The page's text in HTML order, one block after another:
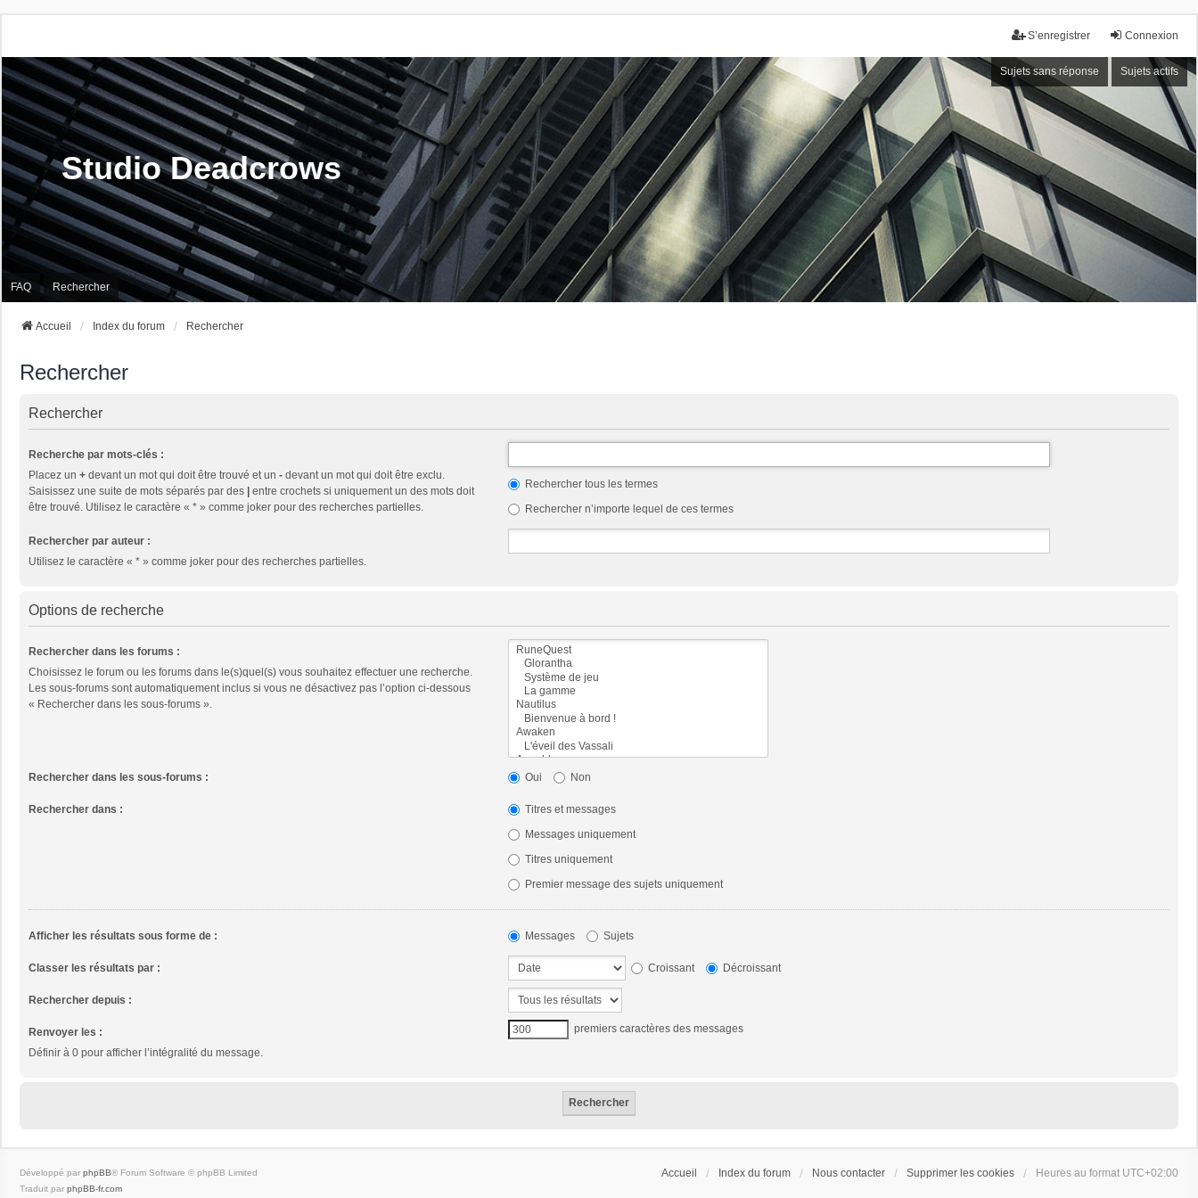
Connexion
S’enregistrer
Sujets sans réponse Sujets actifs
Studio Deadcrows
FAQ Rechercher
Accueil Index du forum Rechercher
Rechercher
Rechercher
Recherche par mots-clés :
Placez un + devant un mot qui doit être trouvé et un - devant un mot qui doit être exclu.
Saisissez une suite de mots séparés par des | entre crochets si uniquement un des mots doit
être trouvé. Utilisez le caractère « * » comme joker pour des recherches partielles.
Rechercher tous les termes
Rechercher n’importe lequel de ces termes
Rechercher par auteur :
Utilisez le caractère « * » comme joker pour des recherches partielles.
Options de recherche
Rechercher dans les forums :
Choisissez le forum ou les forums dans le(s)quel(s) vous souhaitez effectuer une recherche.
Les sous-forums sont automatiquement inclus si vous ne désactivez pas l’option ci-dessous
« Rechercher dans les sous-forums ».
Rechercher dans les sous-forums : Oui Non
Rechercher dans :
Titres et messages
Messages uniquement
Titres uniquement
Premier message des sujets uniquement
Afficher les résultats sous forme de : Messages Sujets
Classer les résultats par : Croissant Décroissant
Rechercher depuis :
Renvoyer les :
Définir à 0 pour afficher l’intégralité du message.
premiers caractères des messages
Accueil Index du forum Nous contacter Supprimer les cookies Heures au format UTC+02:00
Développé par phpBB® Forum Software © phpBB Limited
Traduit par phpBB-fr.com